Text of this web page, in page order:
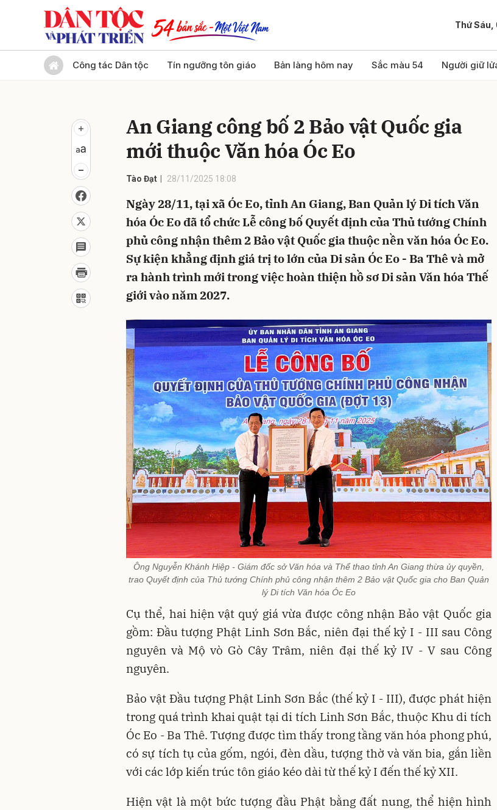
Thứ Sáu,
Công tác Dân tộc Tín ngưỡng tôn giáo Bản làng hôm nay Sắc màu 54 Người giữ
An Giang công bố 2 Bảo vật Quốc gia
mới thuộc Văn hóa Óc Eo
Tào Đạt 28/11/2025 18:08
Ngày 28/11, tại xã Óc Eo, tỉnh An Giang, Ban Quản lý Di tích Văn
hóa Óc Eo đã tổ chức Lễ công bố Quyết định của Thủ tướng Chính
phủ công nhận thêm 2 Bảo vật Quốc gia thuộc nền văn hóa Óc Eo.
Sự kiện khẳng định giá trị to lớn của Di sản Óc Eo - Ba Thê và mở
ra hành trình mới trong việc hoàn thiện hồ sơ Di sản Văn hóa Thế
giới vào năm 2027.
Ông Nguyễn Khánh Hiệp - Giám đốc sở Văn hóa và Thể thao tỉnh An Giang thừa ủy quyền,
trao Quyết định của Thủ tướng Chính phủ công nhận thêm 2 Bảo vật Quốc gia cho Ban Quản
lý Di tích Văn hóa Óc Eo
Cụ thể, hai hiện vật quý giá vừa được công nhận Bảo vật Quốc gia
gồm: Đầu tượng Phật Linh Sơn Bắc, niên đại thế kỷ I - III sau Công
nguyên và Mộ vò Gò Cây Trâm, niên đại thế kỷ IV - V sau Công
nguyên.
Bảo vật Đầu tượng Phật Linh Sơn Bắc (thế kỷ I - III), được phát hiện
trong quá trình khai quật tại di tích Linh Sơn Bắc, thuộc Khu di tích
Óc Eo - Ba Thê. Tượng được tìm thấy trong tầng văn hóa phong phú,
có sự tích tụ của gốm, ngói, đèn dầu, tượng thờ và văn bia, gắn liền
với các lớp kiến trúc tôn giáo kéo dài từ thế kỷ I đến thế kỷ XII.
Hiện vật là một bức tượng đầu Phật bằng đất nung, thể hiện hình
Gửi bình luận